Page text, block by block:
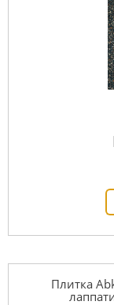
Плитка